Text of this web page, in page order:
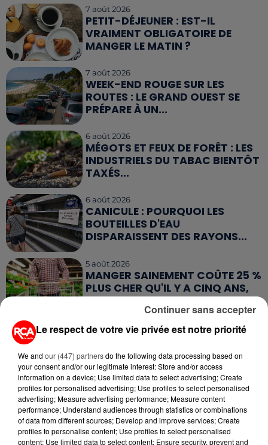
7 août 2026
PETIT-DÉJEUNER : EST-IL
VRAIMENT OBLIGATOIRE DE
MANGER LE MATIN ?
7 août 2026
WEEK-END ROUGE SUR LES
ROUTES : LE GRAND OUEST SE
PRÉPARE À UN...
6 août 2026
MÉGOTS ET FEUX DE FORÊT : LES
INDUSTRIELS DU TABAC BIENTÔT
TAXÉS...
6 août 2026
CANICULE : POURQUOI LES
BOUTEILLES D'EAU
DISPARAISSENT DES RAYONS...
5 août 2026
MANGER SAINEMENT COÛTE 25 %
PLUS CHER QU'IL Y A CINQ ANS,
ALERTE L’ONU
5 août 2026
QUELLES SONT LES MARQUES QUI
OFFRENT LE MEILLEUR RAPPORT...
RETROUVEZ TOUTE L'ACTU DE LA RÉGION ET
Le respect de votre vie privée est notre priorité
We and our (447) partnersdo the following data processing based on
your consent and/or our legitimate interest: Store and/or access
information on a device; Use limited data to select advertising; Create
profiles for personalised advertising; Use profiles to select personalised
advertising; Measure advertising performance; Measure content
performance; Understand audiences through statistics or combinations
of data from different sources; Develop and improve services; Create
profiles to personalise content; Use profiles to select personalised
content; Use limited data to select content; Ensure security, prevent and
Continuer sans accepter